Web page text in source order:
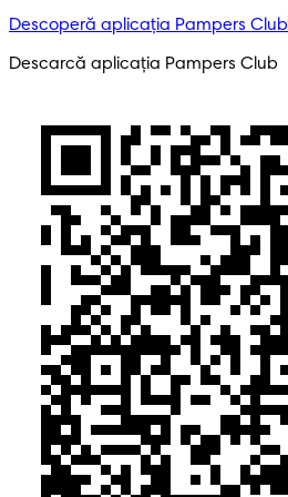
Descoperă aplicația Pampers Club
Descarcă aplicația Pampers Club